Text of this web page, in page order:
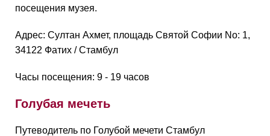
посещения музея.
Адрес: Султан Ахмет, площадь Святой Софии No: 1,
34122 Фатих / Стамбул
Часы посещения: 9 - 19 часов
Голубая мечеть
Путеводитель по Голубой мечети Стамбул